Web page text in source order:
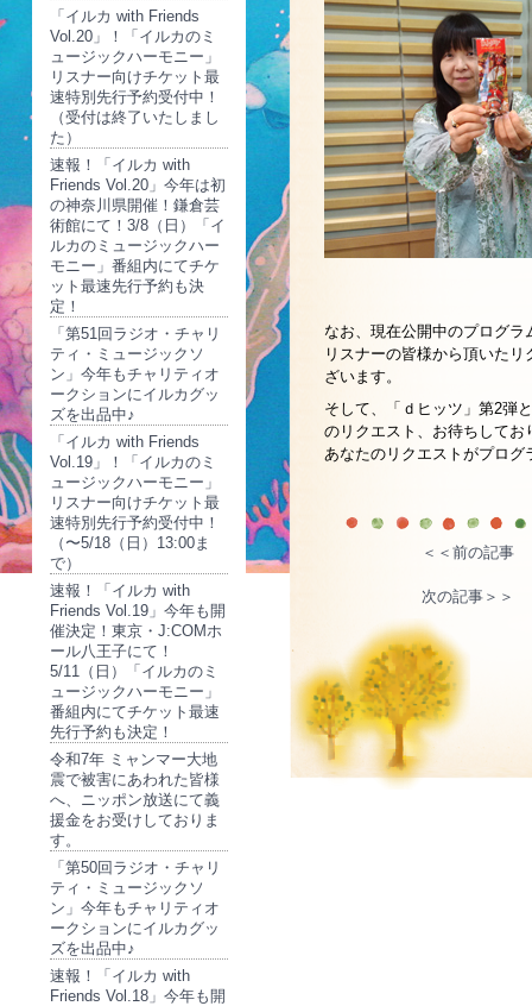
「イルカ with Friends
Vol.20」！「イルカのミ
ュージックハーモニー」
リスナー向けチケット最
速特別先行予約受付中！
（受付は終了いたしまし
た）
速報！「イルカ with
Friends Vol.20」今年は初
の神奈川県開催！鎌倉芸
術館にて！3/8（日）「イ
ルカのミュージックハー
モニー」番組内にてチケ
ット最速先行予約も決
定！
「第51回ラジオ・チャリ
ティ・ミュージックソ
ン」今年もチャリティオ
ークションにイルカグッ
ズを出品中♪
「イルカ with Friends
Vol.19」！「イルカのミ
ュージックハーモニー」
リスナー向けチケット最
速特別先行予約受付中！
（〜5/18（日）13:00ま
で）
速報！「イルカ with
Friends Vol.19」今年も開
催決定！東京・J:COMホ
ール八王子にて！
5/11（日）「イルカのミ
ュージックハーモニー」
番組内にてチケット最速
先行予約も決定！
令和7年 ミャンマー大地
震で被害にあわれた皆様
へ、ニッポン放送にて義
援金をお受けしておりま
す。
「第50回ラジオ・チャリ
ティ・ミュージックソ
ン」今年もチャリティオ
ークションにイルカグッ
ズを出品中♪
速報！「イルカ with
Friends Vol.18」今年も開
なお、現在公開中のプログ
リスナーの皆様から頂いた
ざいます。
そして、「ｄヒッツ」第2弾
のリクエスト、お待ちしてお
あなたのリクエストがプログ
＜＜前の記事
次の記事＞＞